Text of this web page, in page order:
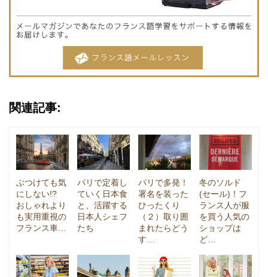
関連記事:
ぶつけても気
にしない!?
おしゃれより
も実用重視の
フランス車…
パリで定着し
ていく日本食
と、活躍する
日本人シェフ
たち
パリで多発！
署名を装った
ひったくり
（２）取り囲
まれたらどう
す…
冬のソルド
(セール)！フ
ランス人が服
を買う人気の
ショップは
ど…